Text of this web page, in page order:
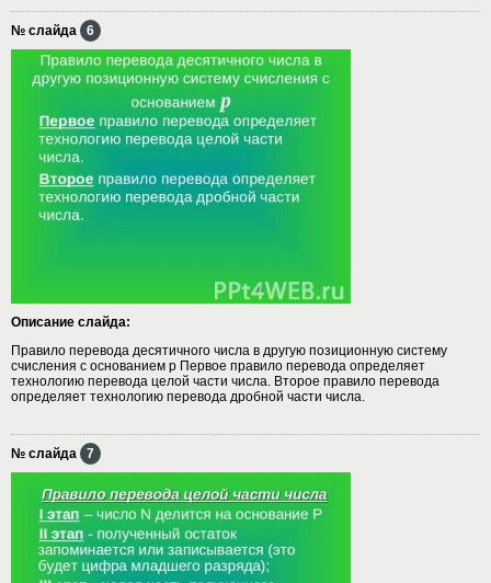
№ слайда 6
Описание слайда:
Правило перевода десятичного числа в другую позиционную систему
счисления с основанием p Первое правило перевода определяет
технологию перевода целой части числа. Второе правило перевода
определяет технологию перевода дробной части числа.
№ слайда 7